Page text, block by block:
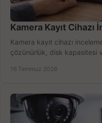
Kamera Kayıt Cihazı
Kamera kayıt cihazı
çözünürlük, disk kapasitesi
16 Temmuz 2026